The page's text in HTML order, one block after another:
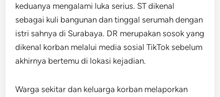
keduanya mengalami luka serius. ST dikenal
sebagai kuli bangunan dan tinggal serumah dengan
istri sahnya di Surabaya. DR merupakan sosok yang
dikenal korban melalui media sosial TikTok sebelum
akhirnya bertemu di lokasi kejadian.
Warga sekitar dan keluarga korban melaporkan